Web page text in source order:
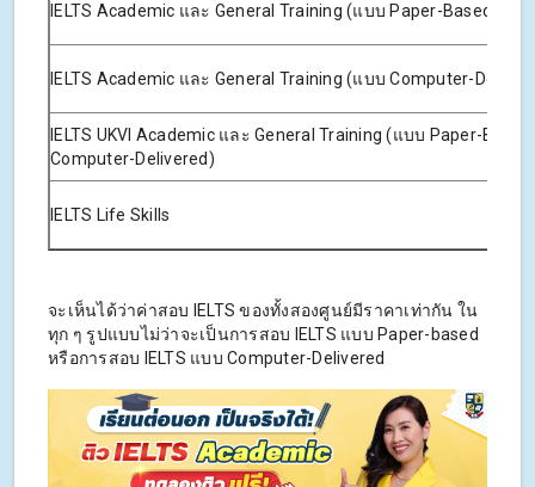
IELTS Academic และ General Training (แบบ Paper-Based)
IELTS Academic และ General Training (แบบ Computer-
IELTS UKVI Academic และ General Training (แบบ Paper-
Computer-Delivered)
IELTS Life Skills
จะเห็นได้ว่าค่าสอบ IELTS ของทั้งสองศูนย์มีราคาเท่ากัน ใน
ทุก ๆ รูปแบบไม่ว่าจะเป็นการสอบ IELTS แบบ Paper-based
หรือการสอบ IELTS แบบ Computer-Delivered